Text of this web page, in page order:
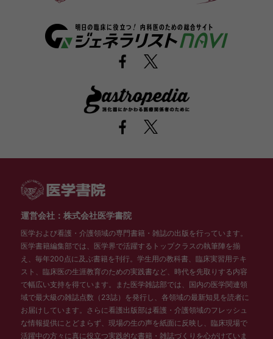
運営会社：株式会社医学書院
医学および看護・介護領域の専門書籍・雑誌の出版を行っています。
医学書籍編集部では、医学界で活躍するトップクラスの執筆陣を揃
え、毎年200点に及ぶ書籍を刊行。学生用の教科書、臨床実習用テキ
スト、臨床医の生涯教育のための実践書など、時代を先取りする内容
で幅広い支持を得ています。また医学雑誌部では、国内の医学関連領
域で最大級の雑誌点数（23誌）を発行し、各領域の最新知見を読者に
お届けしています。さらに看護出版部は看護・介護領域のフレッシュ
な情報提供にとどまらず、現場の生の声を紙面に反映し、臨床現場で
活躍中の方々に真に役立つ実践的な書籍・雑誌づくりを心がけていま